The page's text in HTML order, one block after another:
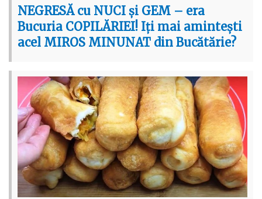
NEGRESĂ cu NUCI și GEM – era
Bucuria COPILĂRIEI! Iți mai amintești
acel MIROS MINUNAT din Bucătărie?